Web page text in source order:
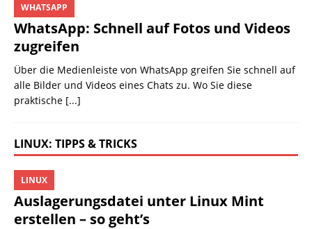
WhatsApp: Schnell auf Fotos und Videos
zugreifen
WHATSAPP
Über die Medienleiste von WhatsApp greifen Sie schnell auf
alle Bilder und Videos eines Chats zu. Wo Sie diese
praktische [...]
LINUX: TIPPS & TRICKS
Auslagerungsdatei unter Linux Mint
erstellen – so geht’s
LINUX